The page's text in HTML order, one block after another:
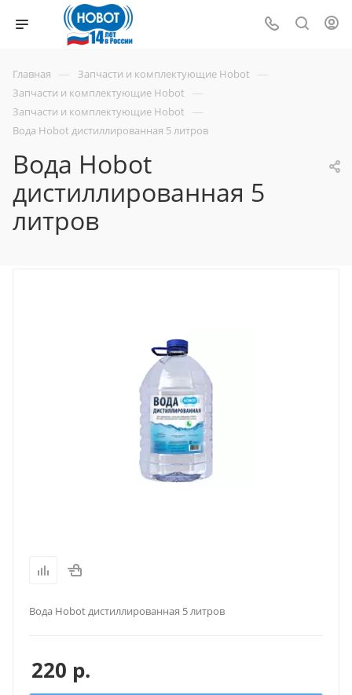
Главная — Запчасти и комплектующие Hobot —
Запчасти и комплектующие Hobot —
Запчасти и комплектующие Hobot —
Вода Hobot дистиллированная 5 литров
Вода Hobot
дистиллированная 5
литров
Вода Hobot дистиллированная 5 литров
220 р.